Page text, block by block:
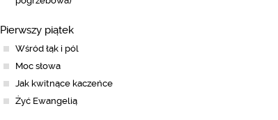
Pierwszy piątek
Wśród łąk i pól
Moc słowa
Jak kwitnące kaczeńce
Żyć Ewangelią